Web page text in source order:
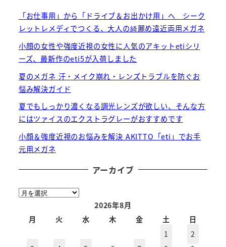
「お仕事用」から「ドライブ＆お出かけ用」へ シーク
レットレメディでつくる、大人の綺麗め遠近両用メガネ
小顔の女性や強度近視の女性に人気のアキットetiシリ
ーズ、最新作のeti5が入荷しました
夏のメガネ 汗・メイク崩れ・レンズトラブルを防ぐお
悩み解決ガイド
夏でもしっかり濃くなる調光レンズが欲しい、そんな方
にはツァイスのエクストラグレーがおすすめです
小顔＆強度近視のお悩みを解決 AKITTO「eti」でお手
元用メガネ
アーカイブ
ア
2026年8月
月
火 水 木 金 土
日
1
2